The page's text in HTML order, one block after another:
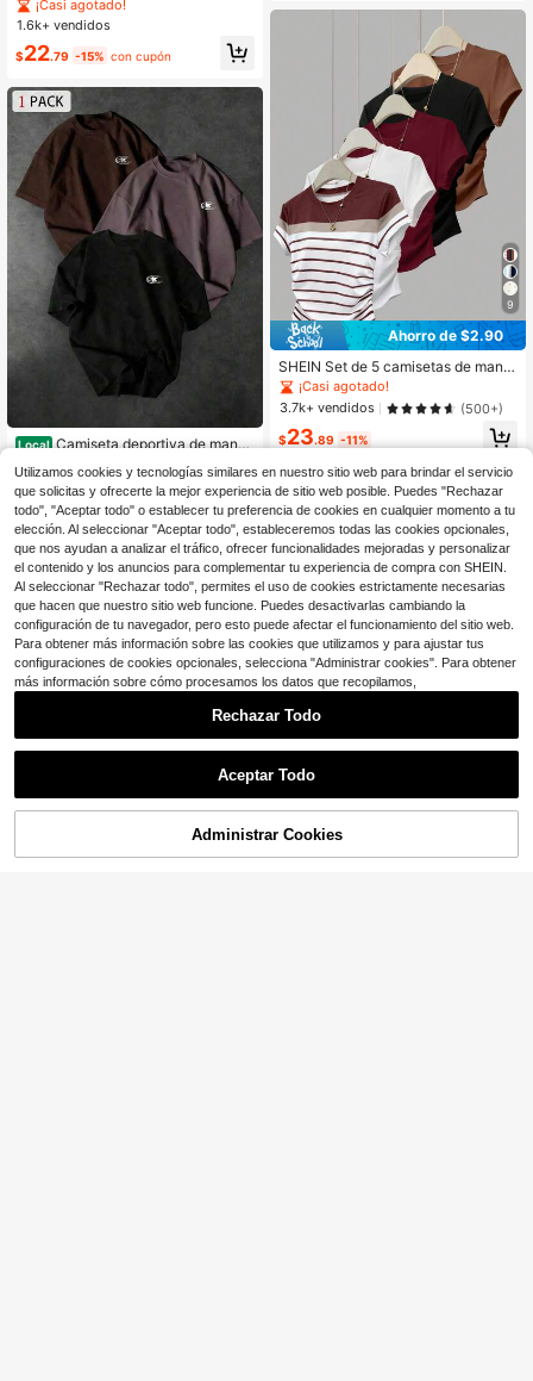
punto, en colores blanco, negro y ro
ra mujer
¡Casi agotado!
1.6k+ vendidos
$22.79 -15% con cupón
Local Camiseta deportiva de manga
olgado con estampado de barra olí
mpica para hombres Manfinity Spor
t Corelite
$4 .68 -41%
9
Ahorro de $2.90
SHEIN Set de 5 camisetas de mang
a corta de verano de ajuste ceñido
para mujer, en burdeos, negro, gris,
gris floral, gris floral claro, café y ma
rrón, adecuadas para uso al aire libr
e, oficina y hogar, con técnica de im
presión digital, camisetas para muje
r
¡Casi agotado!
3.7k+ vendidos
(500+)
$23.89 -11%
¡10% DE DESCUENTO! AÑADIR A LA BOLSA
Utilizamos cookies y tecnologías similares en nuestro sitio web para brindar el servicio
que solicitas y ofrecerte la mejor experiencia de sitio web posible. Puedes "Rechazar
todo", "Aceptar todo" o establecer tu preferencia de cookies en cualquier momento a tu
elección. Al seleccionar "Aceptar todo", estableceremos todas las cookies opcionales,
que nos ayudan a analizar el tráfico, ofrecer funcionalidades mejoradas y personalizar
el contenido y los anuncios para complementar tu experiencia de compra con SHEIN.
Al seleccionar "Rechazar todo", permites el uso de cookies estrictamente necesarias
que hacen que nuestro sitio web funcione. Puedes desactivarlas cambiando la
configuración de tu navegador, pero esto puede afectar el funcionamiento del sitio web.
Para obtener más información sobre las cookies que utilizamos y para ajustar tus
configuraciones de cookies opcionales, selecciona "Administrar cookies". Para obtener
más información sobre cómo procesamos los datos que recopilamos,
Rechazar Todo
Aceptar Todo
Administrar Cookies